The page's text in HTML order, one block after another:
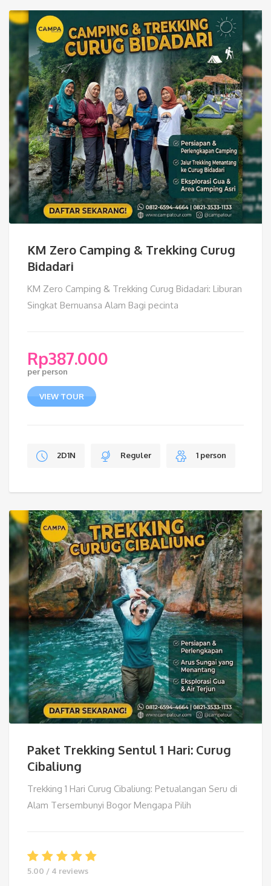
KM Zero Camping & Trekking Curug
Bidadari
KM Zero Camping & Trekking Curug Bidadari: Liburan
Singkat Bernuansa Alam Bagi pecinta
Rp387.000
per person
VIEW TOUR
2D1N Reguler 1 person
Paket Trekking Sentul 1 Hari: Curug
Cibaliung
Trekking 1 Hari Curug Cibaliung: Petualangan Seru di
Alam Tersembunyi Bogor Mengapa Pilih
5.00 / 4 reviews